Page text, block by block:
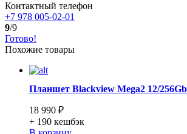
Контактный телефон
+7 978 005-02-01
9/9
Готово!
Похожие товары
Планшет Blackview Mega2 12/
18 990 ₽
+ 190 кешбэк